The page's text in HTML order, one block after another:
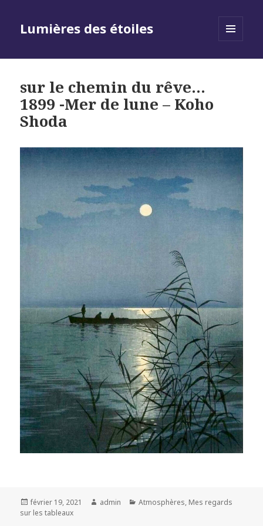
Lumières des étoiles
sur le chemin du rêve…
1899 -Mer de lune – Koho
Shoda
Posted
on
février 19, 2021 Author
admin Categories
Atmosphères, Mes regards
sur les tableaux